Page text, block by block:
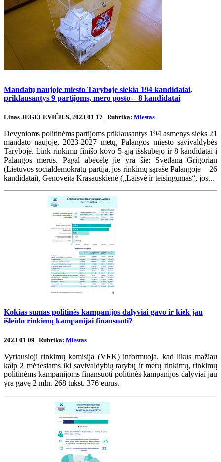
Mandatų naujoje miesto Taryboje siekia 194 kandidatai,
priklausantys 9 partijoms, mero posto – 8 kandidatai
Linas JEGELEVIČIUS, 2023 01 17 | Rubrika: Miestas
Devynioms politinėms partijoms priklausantys 194 asmenys sieks 21
mandato naujoje, 2023-2027 metų, Palangos miesto savivaldybės
Taryboje. Link rinkimų finišo kovo 5-ąją išskubėjo ir 8 kandidatai į
Palangos merus. Pagal abėcėlę jie yra šie: Svetlana Grigorian
(Lietuvos socialdemokratų partija, jos rinkimų sąraše Palangoje – 26
kandidatai), Genoveita Krasauskienė („Laisvė ir teisingumas“, jos...
Kokias sumas politinės kampanijos dalyviai gavo ir kiek jau
išleido rinkimų kampanijai finansuoti?
2023 01 09 | Rubrika: Miestas
Vyriausioji rinkimų komisija (VRK) informuoja, kad likus mažiau
kaip 2 mėnesiams iki savivaldybių tarybų ir merų rinkimų, rinkimų
politinėms kampanijoms finansuoti politinės kampanijos dalyviai jau
yra gavę 2 mln. 268 tūkst. 376 eurus.